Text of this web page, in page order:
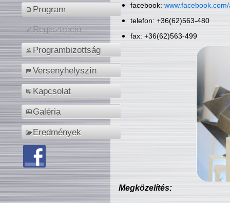
Program
Regisztráció
Programbizottság
Versenyhelyszín
Kapcsolat
Galéria
Eredmények
facebook:
telefon: +36(62)563-480
fax: +36(62)563-499
Megközelítés: